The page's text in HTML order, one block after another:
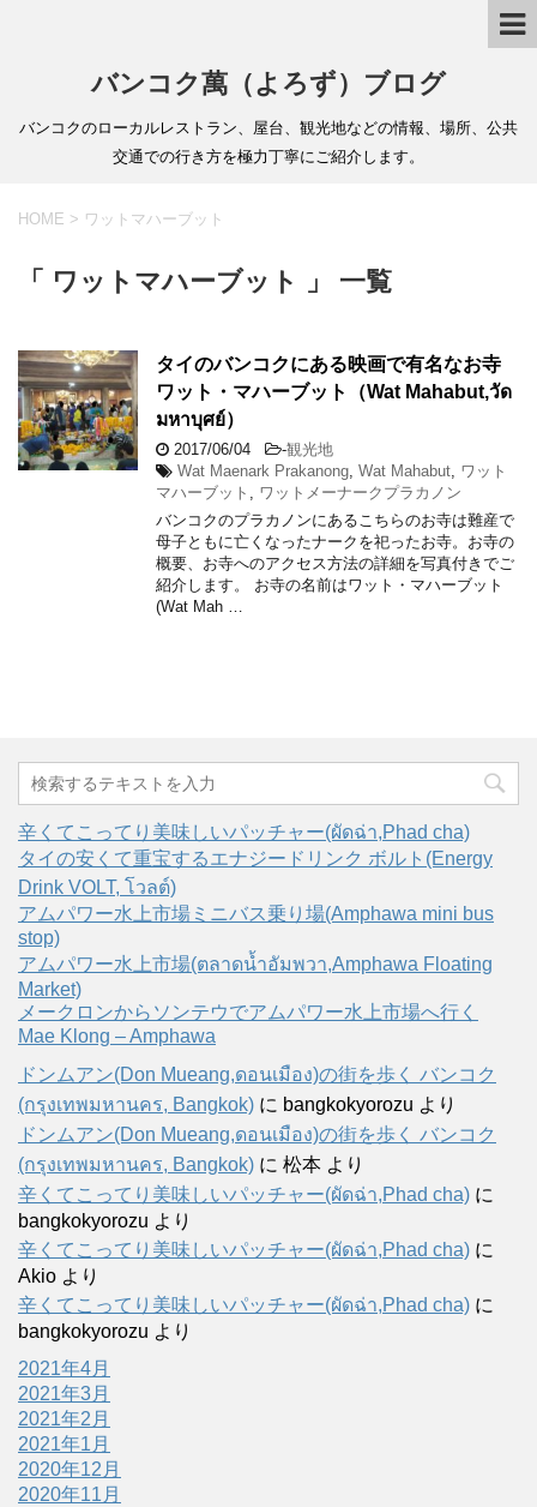
バンコク萬（よろず）ブログ
バンコクのローカルレストラン、屋台、観光地などの情報、場所、公共
交通での行き方を極力丁寧にご紹介します。
HOME > ワットマハーブット
「 ワットマハーブット 」 一覧
タイのバンコクにある映画で有名なお寺
ワット・マハーブット（Wat Mahabut,วัด
มหาบุศย์）
2017/06/04 -観光地
Wat Maenark Prakanong Wat Mahabut ワット
マハーブット
ワットメーナークプラカノン
バンコクのプラカノンにあるこちらのお寺は難産で
母子ともに亡くなったナークを祀ったお寺。お寺の
概要、お寺へのアクセス方法の詳細を写真付きでご
紹介します。 お寺の名前はワット・マハーブット
(Wat Mah …
辛くてこってり美味しいパッチャー(ผัดฉ่า,Phad cha)
タイの安くて重宝するエナジードリンク ボルト(Energy
Drink VOLT, โวลต์)
アムパワー水上市場ミニバス乗り場(Amphawa mini bus
stop)
アムパワー水上市場(ตลาดน้ำอัมพวา,Amphawa Floating
Market)
メークロンからソンテウでアムパワー水上市場へ行く
Mae Klong – Amphawa
ドンムアン(Don Mueang,ดอนเมือง)の街を歩く バンコク
(กรุงเทพมหานคร, Bangkok) に bangkokyorozu より
ドンムアン(Don Mueang,ดอนเมือง)の街を歩く バンコク
(กรุงเทพมหานคร, Bangkok) に 松本 より
辛くてこってり美味しいパッチャー(ผัดฉ่า,Phad cha) に
bangkokyorozu より
辛くてこってり美味しいパッチャー(ผัดฉ่า,Phad cha) に
Akio より
辛くてこってり美味しいパッチャー(ผัดฉ่า,Phad cha) に
bangkokyorozu より
2021年4月
2021年3月
2021年2月
2021年1月
2020年12月
2020年11月